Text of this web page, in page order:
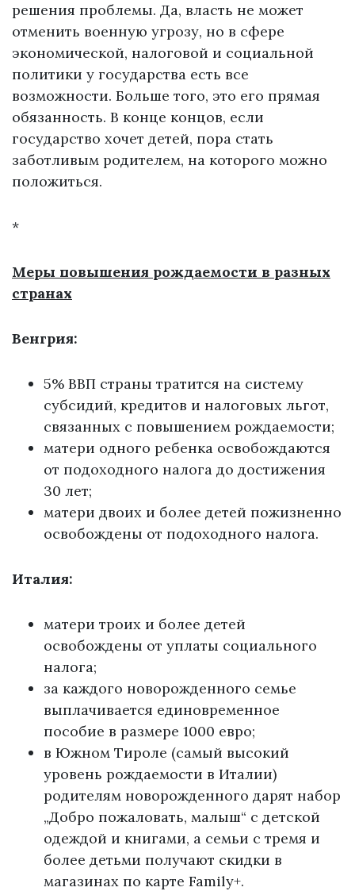
решения проблемы. Да, власть не может
отменить военную угрозу, но в сфере
экономической, налоговой и социальной
политики у государства есть все
возможности. Больше того, это его прямая
обязанность. В конце концов, если
государство хочет детей, пора стать
заботливым родителем, на которого можно
положиться.
*
Меры повышения рождаемости в разных
странах
Венгрия:
5% ВВП страны тратится на систему
субсидий, кредитов и налоговых льгот,
связанных с повышением рождаемости;
матери одного ребенка освобождаются
от подоходного налога до достижения
30 лет;
матери двоих и более детей пожизненно
освобождены от подоходного налога.
Италия:
матери троих и более детей
освобождены от уплаты социального
налога;
за каждого новорожденного семье
выплачивается единовременное
пособие в размере 1000 евро;
в Южном Тироле (самый высокий
уровень рождаемости в Италии)
родителям новорожденного дарят набор
„Добро пожаловать, малыш“ с детской
одеждой и книгами, а семьи с тремя и
более детьми получают скидки в
магазинах по карте Family+.